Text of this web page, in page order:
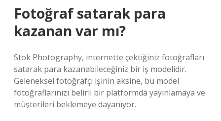
Fotoğraf satarak para
kazanan var mı?
Stok Photography, internette çektiğiniz fotoğrafları
satarak para kazanabileceğiniz bir iş modelidir.
Geleneksel fotoğrafçı işinin aksine, bu model
fotoğraflarınızı belirli bir platformda yayınlamaya ve
müşterileri beklemeye dayanıyor.